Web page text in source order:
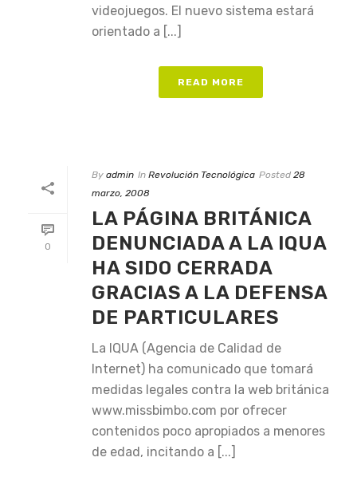
videojuegos. El nuevo sistema estará
orientado a [...]
READ MORE
0
By admin In Revolución Tecnológica Posted 28
marzo, 2008
LA PÁGINA BRITÁNICA
DENUNCIADA A LA IQUA
HA SIDO CERRADA
GRACIAS A LA DEFENSA
DE PARTICULARES
La IQUA (Agencia de Calidad de
Internet) ha comunicado que tomará
medidas legales contra la web británica
www.missbimbo.com por ofrecer
contenidos poco apropiados a menores
de edad, incitando a [...]